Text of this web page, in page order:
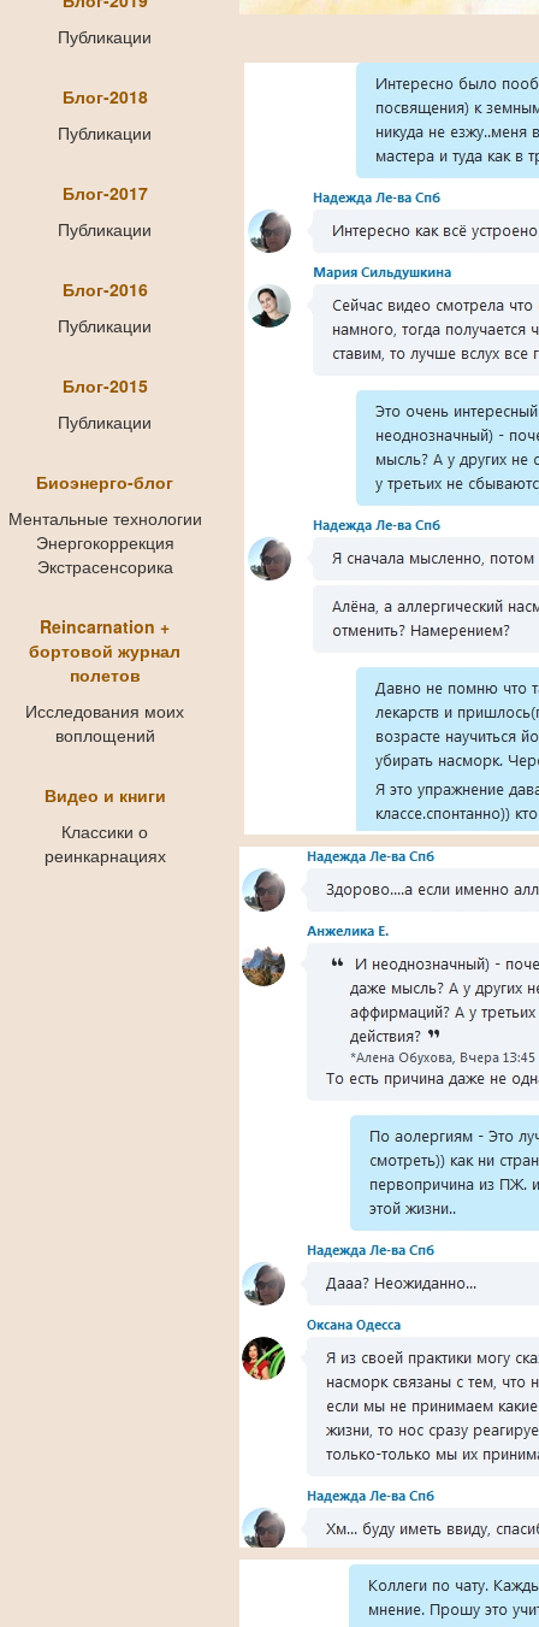
Публикации
Блог-2018
Публикации
Блог-2017
Публикации
Блог-2016
Публикации
Блог-2015
Публикации
Биоэнерго-блог
Ментальные технологии
Энергокоррекция
Экстрасенсорика
Reincarnation +
бортовой журнал
полетов
Исследования моих
воплощений
Видео и книги
Классики о
реинкарнациях